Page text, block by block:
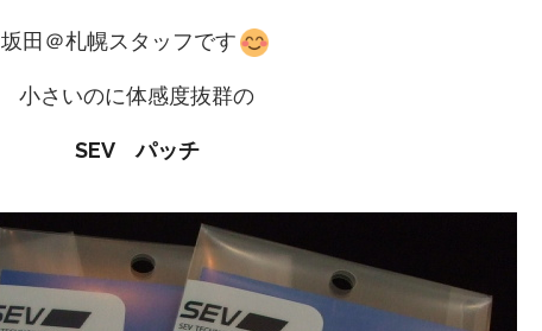
坂田＠札幌スタッフです
小さいのに体感度抜群の
SEV パッチ